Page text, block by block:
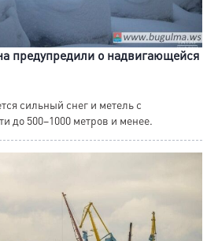
предупредили о надвигающейся
сильный снег и метель с
до 500–1000 метров и менее.